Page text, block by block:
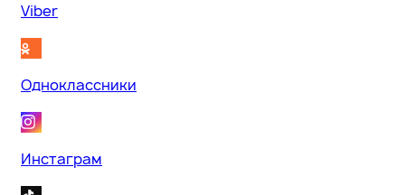
Viber
Одноклассники
Инстаграм